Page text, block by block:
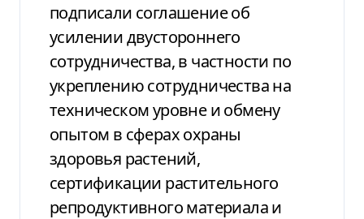
подписали соглашение об
усилении двустороннего
сотрудничества, в частности по
укреплению сотрудничества на
техническом уровне и обмену
опытом в сферах охраны
здоровья растений,
сертификации растительного
репродуктивного материала и